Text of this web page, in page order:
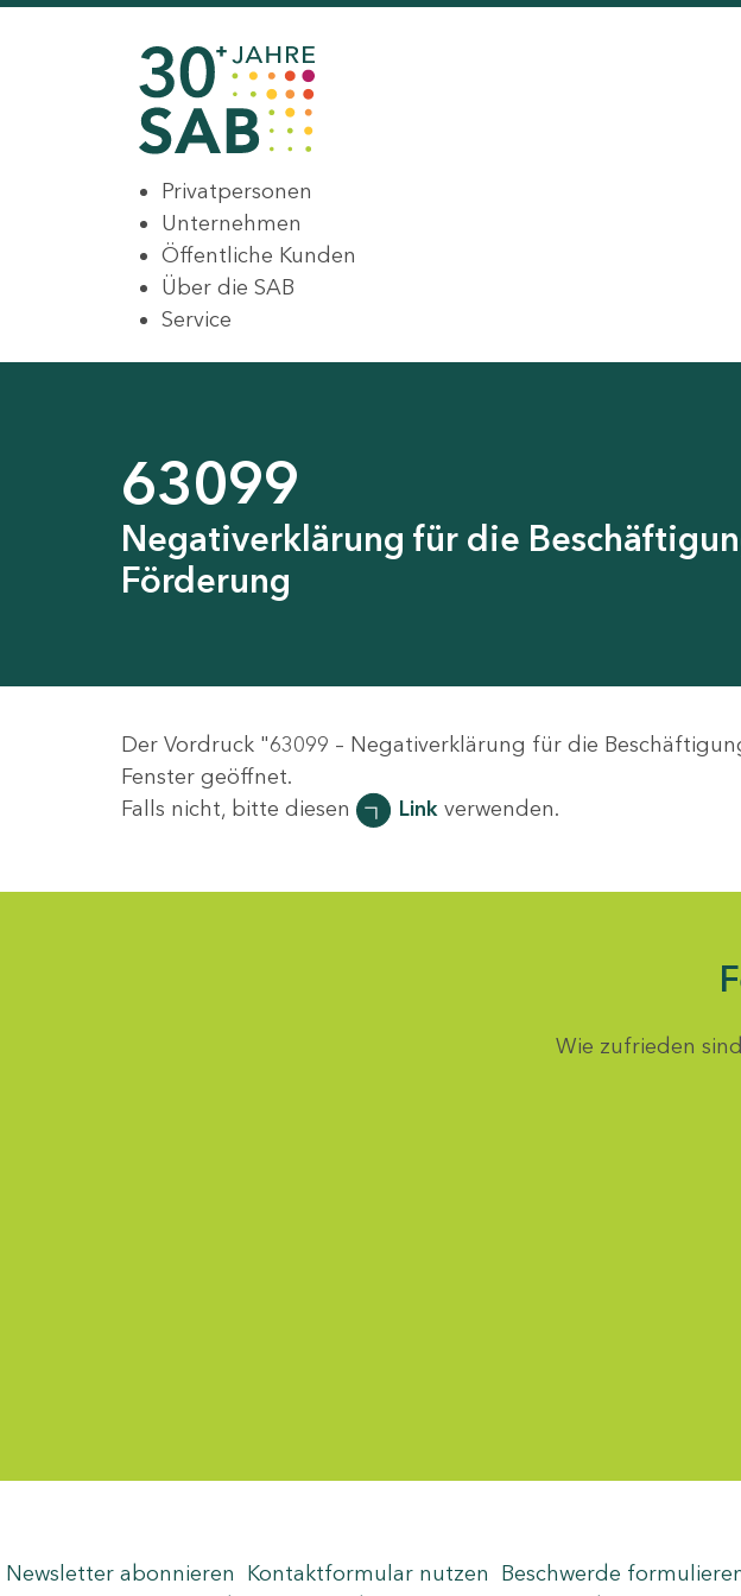
Privatpersonen
Unternehmen
Öffentliche Kunden
Über die SAB
Service
63099
Negativerklärung für die
Förderung
Der Vordruck "63099 – Negativerklärung für die
Fenster geöffnet.
Falls nicht, bitte diesen
Linkverwenden.
Wie zufrieden
Newsletter abonnieren Kontaktformular nutzen Beschwerde